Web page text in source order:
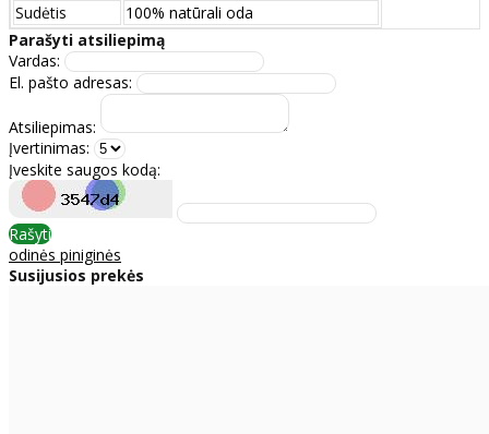
Sudėtis
100% natūrali oda
Parašyti atsiliepimą
Vardas:
El. pašto adresas:
Atsiliepimas:
Įvertinimas:
Įveskite saugos kodą:
Rašyti
odinės piniginės
Susijusios prekės